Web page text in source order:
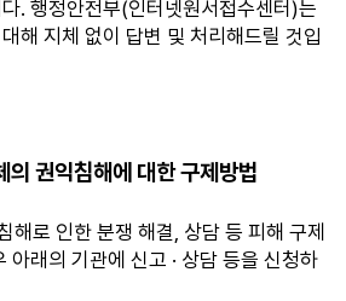
. 행정안전부(인터넷원서접수센터)는
해 지체 없이 답변 및 처리해드릴 것입
의 권익침해에 대한 구제방법
해로 인한 분쟁 해결, 상담 등 피해 구제
아래의 기관에 신고 · 상담 등을 신청하